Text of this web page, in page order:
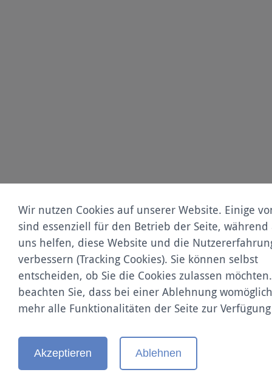
Wir nutzen Cookies auf unserer Website. Einige
sind essenziell für den Betrieb der Seite, während
uns helfen, diese Website und die
verbessern (Tracking Cookies). Sie können selbst
entscheiden, ob Sie die Cookies zulassen
beachten Sie, dass bei einer Ablehnung
mehr alle Funktionalitäten der Seite zur
Akzeptieren Ablehnen